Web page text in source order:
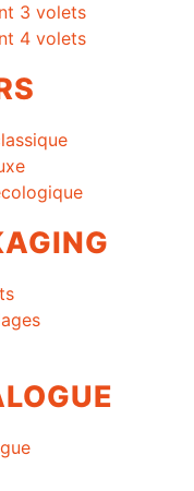
3 volets
4 volets